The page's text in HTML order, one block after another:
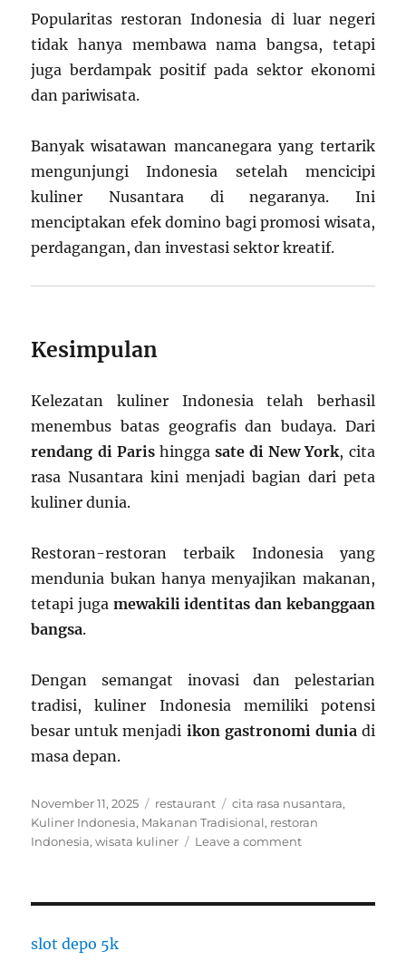
Popularitas restoran Indonesia di luar negeri
tidak hanya membawa nama bangsa, tetapi
juga berdampak positif pada sektor ekonomi
dan pariwisata.
Banyak wisatawan mancanegara yang tertarik
mengunjungi Indonesia setelah mencicipi
kuliner Nusantara di negaranya. Ini
menciptakan efek domino bagi promosi wisata,
perdagangan, dan investasi sektor kreatif.
Kesimpulan
Kelezatan kuliner Indonesia telah berhasil
menembus batas geografis dan budaya. Dari
rendang di Parishinggasate di New York, cita
rasa Nusantara kini menjadi bagian dari peta
kuliner dunia.
Restoran-restoran terbaik Indonesia yang
mendunia bukan hanya menyajikan makanan,
tetapi juga mewakili identitas dan kebanggaan
bangsa.
Dengan semangat inovasi dan pelestarian
tradisi, kuliner Indonesia memiliki potensi
besar untuk menjadi ikon gastronomi duniadi
masa depan.
Posted
on
November 11, 2025 Categories
restaurant Tags
cita rasa nusantara,
Kuliner Indonesia, Makanan Tradisional, restoran
Indonesia,wisata kuliner Leave a commenton
slot depo 5k